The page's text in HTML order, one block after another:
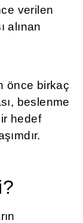
verilen
alınan
önce birkaç
beslenme
hedef